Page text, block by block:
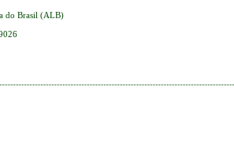
do Brasil (ALB)